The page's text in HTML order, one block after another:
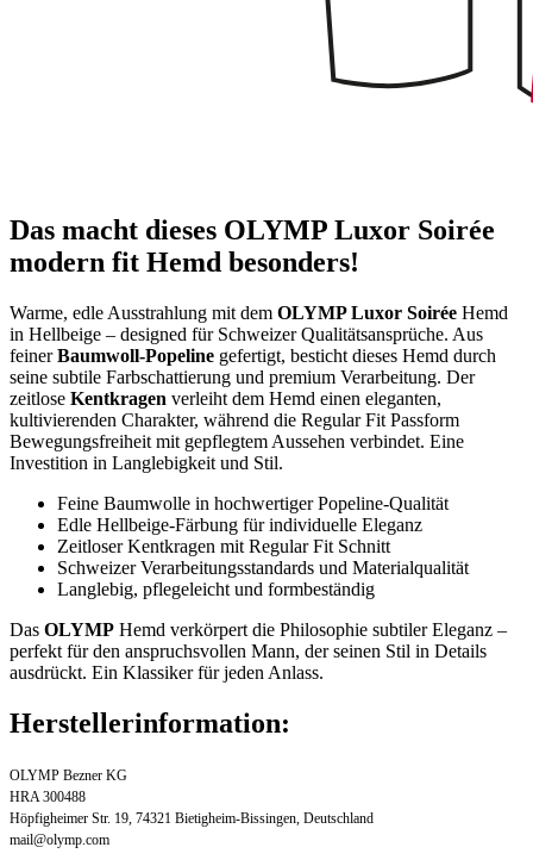
Das macht dieses OLYMP Luxor Soirée
modern fit Hemd besonders!
Warme, edle Ausstrahlung mit dem OLYMP Luxor Soirée Hemd
in Hellbeige – designed für Schweizer Qualitätsansprüche. Aus
feinerBaumwoll-Popeline gefertigt, besticht dieses Hemd durch
seine subtile Farbschattierung und premium Verarbeitung. Der
zeitlose Kentkragen verleiht dem Hemd einen eleganten,
kultivierenden Charakter, während die Regular Fit Passform
Bewegungsfreiheit mit gepflegtem Aussehen verbindet. Eine
Investition in Langlebigkeit und Stil.
Feine Baumwolle in hochwertiger Popeline-Qualität
Edle Hellbeige-Färbung für individuelle Eleganz
Zeitloser Kentkragen mit Regular Fit Schnitt
Schweizer Verarbeitungsstandards und Materialqualität
Langlebig, pflegeleicht und formbeständig
Das OLYMP Hemd verkörpert die Philosophie subtiler Eleganz –
perfekt für den anspruchsvollen Mann, der seinen Stil in Details
ausdrückt. Ein Klassiker für jeden Anlass.
Herstellerinformation:
OLYMP Bezner KG
HRA 300488
Höpfigheimer Str. 19, 74321 Bietigheim-Bissingen, Deutschland
mail@olymp.com